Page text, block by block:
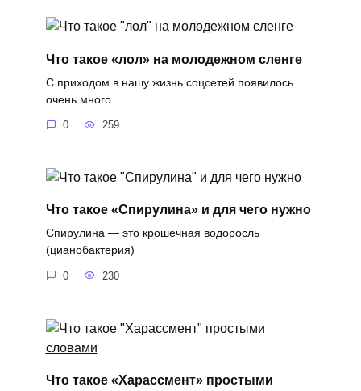
Что такое «лол» на молодежном сленге
С приходом в нашу жизнь соцсетей появилось
очень много
0 259
Что такое «Спирулина» и для чего нужно
Спирулина — это крошечная водоросль
(цианобактерия)
0 230
Что такое «Харассмент» простыми